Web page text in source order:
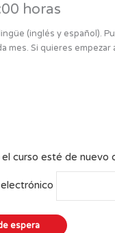
horas
(inglés y español).
mes. Si quieres empezar
curso esté de nuevo